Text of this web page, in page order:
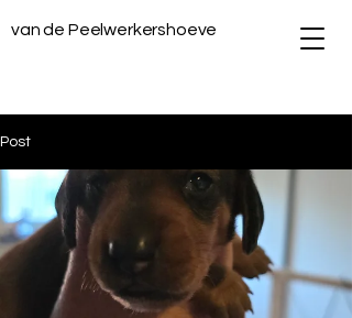
van de Peelwerkershoeve
Post